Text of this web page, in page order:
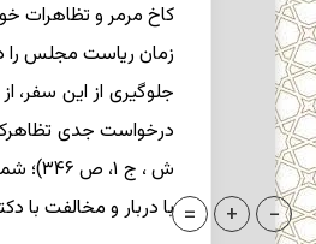
کاخ مرمر و تظاهرات
زمان ریاست مجلس را
جلوگیری از این سفر،
ش ، ج
با دربار و مخالفت با دکتر مصدق تلقی کرده اند (نجاتی ، ص ۲۶۱،
-
+
=